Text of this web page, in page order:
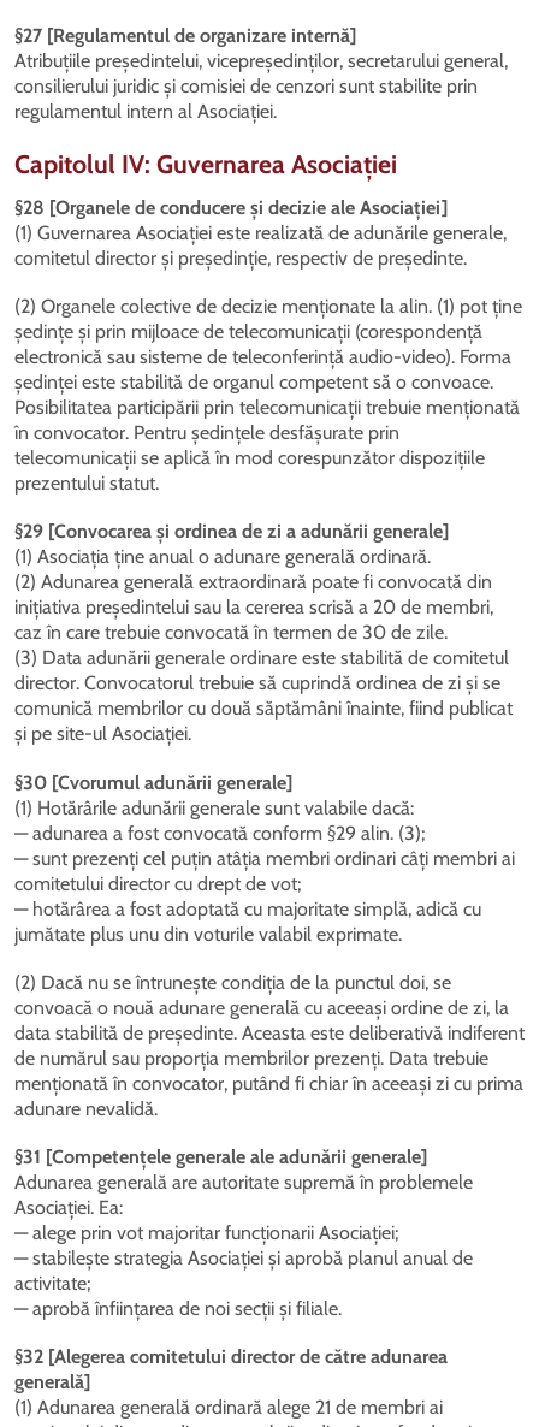
§27 [Regulamentul de organizare internă]
Atribuțiile președintelui, vicepreședinților, secretarului general,
consilierului juridic și comisiei de cenzori sunt stabilite prin
regulamentul intern al Asociației.
Capitolul IV: Guvernarea Asociației
§28 [Organele de conducere și decizie ale Asociației]
(1) Guvernarea Asociației este realizată de adunările generale,
comitetul director și președinție, respectiv de președinte.
(2) Organele colective de decizie menționate la alin. (1) pot ține
ședințe și prin mijloace de telecomunicații (corespondență
electronică sau sisteme de teleconferință audio-video). Forma
ședinței este stabilită de organul competent să o convoace.
Posibilitatea participării prin telecomunicații trebuie menționată
în convocator. Pentru ședințele desfășurate prin
telecomunicații se aplică în mod corespunzător dispozițiile
prezentului statut.
§29 [Convocarea și ordinea de zi a adunării generale]
(1) Asociația ține anual o adunare generală ordinară.
(2) Adunarea generală extraordinară poate fi convocată din
inițiativa președintelui sau la cererea scrisă a 20 de membri,
caz în care trebuie convocată în termen de 30 de zile.
(3) Data adunării generale ordinare este stabilită de comitetul
director. Convocatorul trebuie să cuprindă ordinea de zi și se
comunică membrilor cu două săptămâni înainte, fiind publicat
și pe site-ul Asociației.
§30 [Cvorumul adunării generale]
(1) Hotărârile adunării generale sunt valabile dacă:
— adunarea a fost convocată conform §29 alin. (3);
— sunt prezenți cel puțin atâția membri ordinari câți membri ai
comitetului director cu drept de vot;
— hotărârea a fost adoptată cu majoritate simplă, adică cu
jumătate plus unu din voturile valabil exprimate.
(2) Dacă nu se întrunește condiția de la punctul doi, se
convoacă o nouă adunare generală cu aceeași ordine de zi, la
data stabilită de președinte. Aceasta este deliberativă indiferent
de numărul sau proporția membrilor prezenți. Data trebuie
menționată în convocator, putând fi chiar în aceeași zi cu prima
adunare nevalidă.
§31 [Competențele generale ale adunării generale]
Adunarea generală are autoritate supremă în problemele
Asociației. Ea:
— alege prin vot majoritar funcționarii Asociației;
— stabilește strategia Asociației și aprobă planul anual de
activitate;
— aprobă înființarea de noi secții și filiale.
§32 [Alegerea comitetului director de către adunarea
generală]
(1) Adunarea generală ordinară alege 21 de membri ai